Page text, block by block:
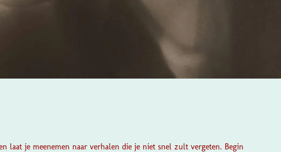
laat je meenemen naar verhalen die je niet snel zult vergeten. Begin